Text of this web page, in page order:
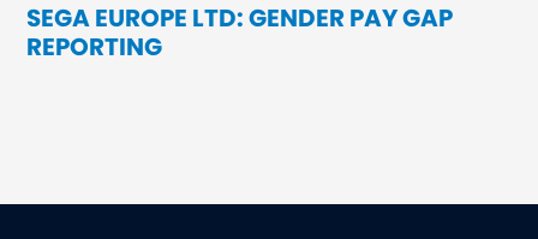
SEGA EUROPE LTD: GENDER PAY GAP
REPORTING